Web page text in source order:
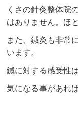
くさの針灸整体院
はありません。ほ
また、鍼灸も非常に
います。
鍼に対する感受性
気になる事があれ